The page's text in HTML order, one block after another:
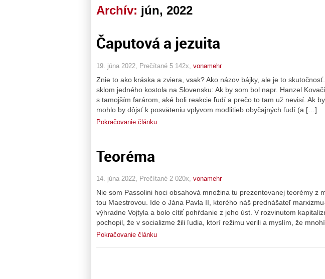
Archív: jún, 2022
Čaputová a jezuita
19. júna 2022, Prečítané 5 142x, vonamehr
Znie to ako kráska a zviera, vsak? Ako názov bájky, ale je to
sklom jedného kostola na Slovensku: Ak by som bol napr. Hanzel
s tamojším farárom, aké boli reakcie ľudí a prečo to tam už nevisí. Ak
mohlo by dôjsť k posväteniu vplyvom modlitieb obyčajných ľudí (a […]
Pokračovanie článku
Teoréma
14. júna 2022, Prečítané 2 020x, vonamehr
Nie som Passolini hoci obsahová množina tu prezentovanej teorémy z
tou Maestrovou. Ide o Jána Pavla II, ktorého náš prednášateľ
výhradne Vojtyla a bolo cítiť pohŕdanie z jeho úst. V rozvinutom
pochopil, že v socializme žili ľudia, ktorí režimu verili a myslím, že
Pokračovanie článku